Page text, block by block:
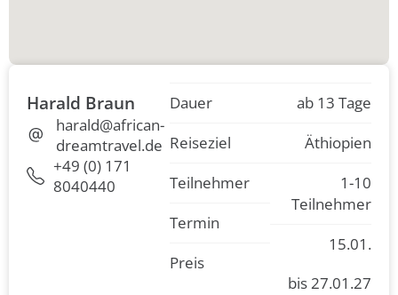
Harald Braun
harald@african-
dreamtravel.de
+49 (0) 171
8040440
Dauer
Reiseziel
Teilnehmer
Termin
Preis
ab 13 Tage
Äthiopien
1-10
Teilnehmer
15.01.
bis 27.01.27